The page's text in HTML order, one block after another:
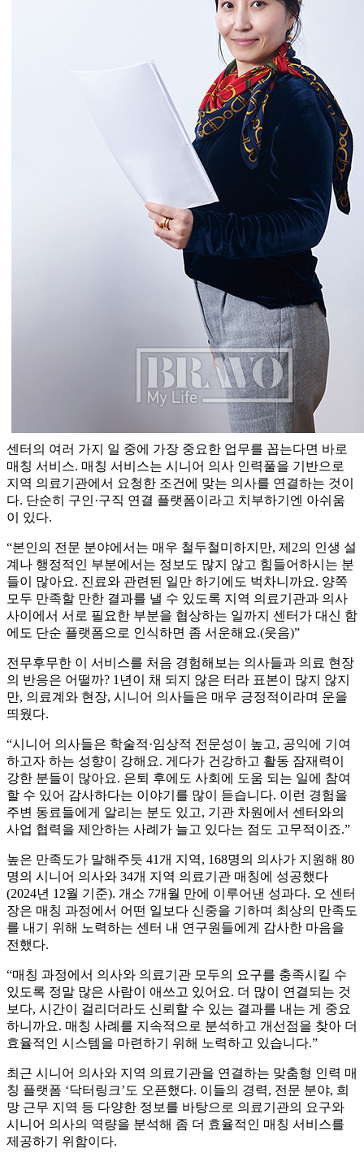
센터의 여러 가지 일 중에 가장 중요한 업무를 꼽는다면 바로
매칭 서비스. 매칭 서비스는 시니어 의사 인력풀을 기반으로
지역 의료기관에서 요청한 조건에 맞는 의사를 연결하는 것이
다. 단순히 구인·구직 연결 플랫폼이라고 치부하기엔 아쉬움
이 있다.
“본인의 전문 분야에서는 매우 철두철미하지만, 제2의 인생 설
계나 행정적인 부분에서는 정보도 많지 않고 힘들어하시는 분
들이 많아요. 진료와 관련된 일만 하기에도 벅차니까요. 양쪽
모두 만족할 만한 결과를 낼 수 있도록 지역 의료기관과 의사
사이에서 서로 필요한 부분을 협상하는 일까지 센터가 대신 함
에도 단순 플랫폼으로 인식하면 좀 서운해요.(웃음)”
전무후무한 이 서비스를 처음 경험해보는 의사들과 의료 현장
의 반응은 어떨까? 1년이 채 되지 않은 터라 표본이 많지 않지
만, 의료계와 현장, 시니어 의사들은 매우 긍정적이라며 운을
띄웠다.
“시니어 의사들은 학술적·임상적 전문성이 높고, 공익에 기여
하고자 하는 성향이 강해요. 게다가 건강하고 활동 잠재력이
강한 분들이 많아요. 은퇴 후에도 사회에 도움 되는 일에 참여
할 수 있어 감사하다는 이야기를 많이 듣습니다. 이런 경험을
주변 동료들에게 알리는 분도 있고, 기관 차원에서 센터와의
사업 협력을 제안하는 사례가 늘고 있다는 점도 고무적이죠.”
높은 만족도가 말해주듯 41개 지역, 168명의 의사가 지원해 80
명의 시니어 의사와 34개 지역 의료기관 매칭에 성공했다
(2024년 12월 기준). 개소 7개월 만에 이루어낸 성과다. 오 센터
장은 매칭 과정에서 어떤 일보다 신중을 기하며 최상의 만족도
를 내기 위해 노력하는 센터 내 연구원들에게 감사한 마음을
전했다.
“매칭 과정에서 의사와 의료기관 모두의 요구를 충족시킬 수
있도록 정말 많은 사람이 애쓰고 있어요. 더 많이 연결되는 것
보다, 시간이 걸리더라도 신뢰할 수 있는 결과를 내는 게 중요
하니까요. 매칭 사례를 지속적으로 분석하고 개선점을 찾아 더
효율적인 시스템을 마련하기 위해 노력하고 있습니다.”
최근 시니어 의사와 지역 의료기관을 연결하는 맞춤형 인력 매
칭 플랫폼 ‘닥터링크’도 오픈했다. 이들의 경력, 전문 분야, 희
망 근무 지역 등 다양한 정보를 바탕으로 의료기관의 요구와
시니어 의사의 역량을 분석해 좀 더 효율적인 매칭 서비스를
제공하기 위함이다.